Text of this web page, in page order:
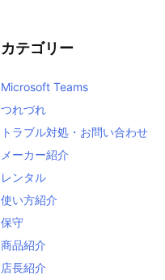
カテゴリー
Microsoft Teams
つれづれ
トラブル対処・お問い合わせ
メーカー紹介
レンタル
使い方紹介
保守
商品紹介
店長紹介